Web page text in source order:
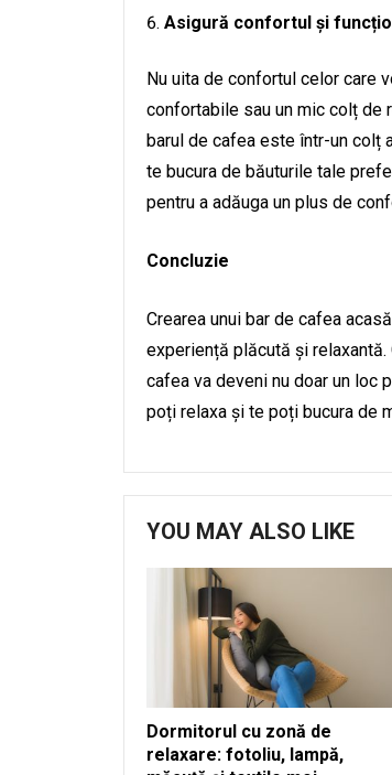
Asigură confortul și
Nu uita de confortul celor care
confortabile sau un mic colț de
barul de cafea este într-un colț
te bucura de băuturile tale
pentru a adăuga un plus de
Concluzie
Crearea unui bar de cafea
experiență plăcută și
cafea va deveni nu doar un loc
poți relaxa și te poți bucura de
YOU MAY ALSO LIKE
Dormitorul cu zonă de
relaxare: fotoliu, lampă,